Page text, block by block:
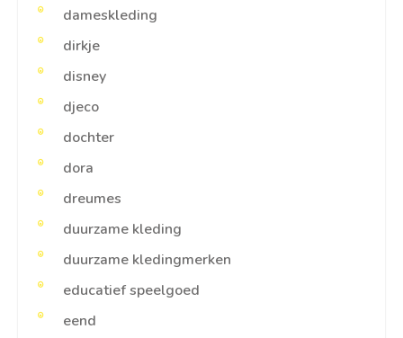
dameskleding
dirkje
disney
djeco
dochter
dora
dreumes
duurzame kleding
duurzame kledingmerken
educatief speelgoed
eend